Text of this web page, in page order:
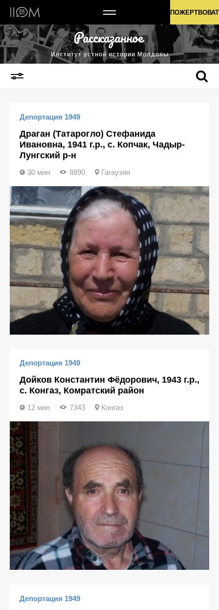
Институт устной истории Молдовы
Институт устной истории Молдовы
Депортация 1949
Драган (Татарогло) Стефанида
Ивановна, 1941 г.р., с. Копчак, Чадыр-
Лунгский р-н
30 мин 8890 Гагаузия
Депортация 1949
Дойков Константин Фёдорович, 1943 г.р.,
с. Конгаз, Комратский район
12 мин 7343 Конгаз
Депортация 1949